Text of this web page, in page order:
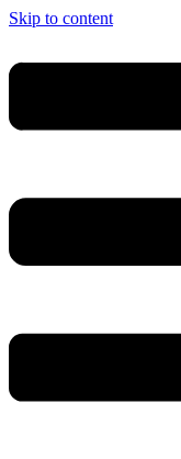
Skip to content